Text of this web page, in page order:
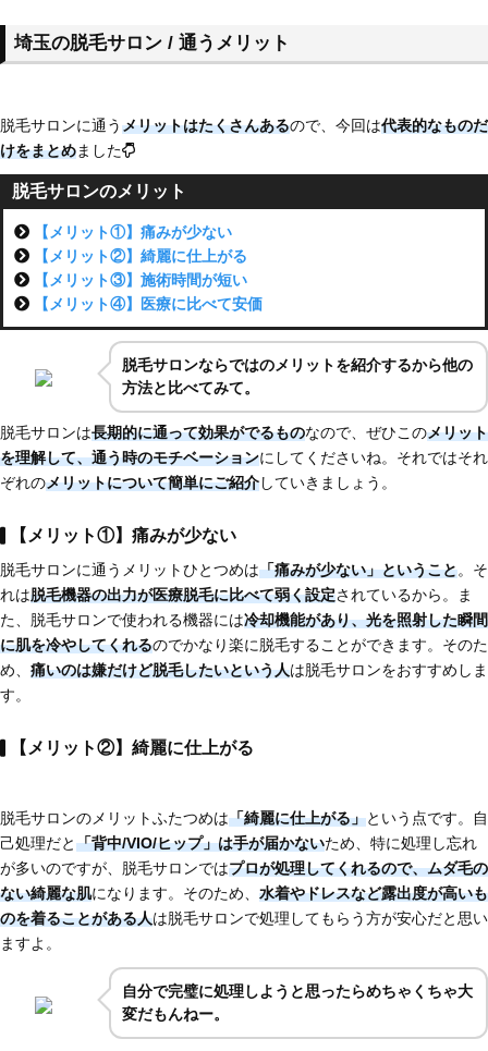
埼玉の脱毛サロン / 通うメリット
脱毛サロンに通うメリットはたくさんあるので、今回は代表的なものだ
けをまとめました
脱毛サロンのメリット
【メリット①】痛みが少ない
【メリット②】綺麗に仕上がる
【メリット③】施術時間が短い
【メリット④】医療に比べて安価
脱毛サロンならではのメリットを紹介するから他の
方法と比べてみて。
脱毛サロンは長期的に通って効果がでるものなので、ぜひこのメリット
を理解して、通う時のモチベーションにしてくださいね。それではそれ
ぞれのメリットについて簡単にご紹介していきましょう。
【メリット①】痛みが少ない
脱毛サロンに通うメリットひとつめは「痛みが少ない」ということ。そ
れは脱毛機器の出力が医療脱毛に比べて弱く設定されているから。ま
た、脱毛サロンで使われる機器には冷却機能があり、光を照射した瞬間
に肌を冷やしてくれるのでかなり楽に脱毛することができます。そのた
め、 痛いのは嫌だけど脱毛したいという人は脱毛サロンをおすすめしま
す。
【メリット②】綺麗に仕上がる
脱毛サロンのメリットふたつめは「綺麗に仕上がる」という点です。自
己処理だと「背中/VIO/ヒップ」は手が届かないため、特に処理し忘れ
が多いのですが、脱毛サロンではプロが処理してくれるので、ムダ毛の
ない綺麗な肌になります。そのため、 水着やドレスなど露出度が高いも
のを着ることがある人は脱毛サロンで処理してもらう方が安心だと思い
ますよ。
自分で完璧に処理しようと思ったらめちゃくちゃ大
変だもんねー。